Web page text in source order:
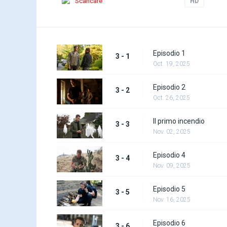
3 - 1 Episodio 1
Oct. 19, 2025
3 - 2 Episodio 2
Oct. 26, 2025
3 - 3 Il primo incendio
Nov. 02, 2025
3 - 4 Episodio 4
Nov. 09, 2025
3 - 5 Episodio 5
Nov. 16, 2025
Episodio 6